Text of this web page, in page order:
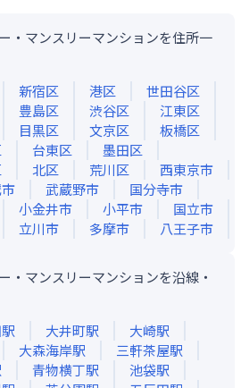
・マンスリーマンションを住所一
新宿区 港区
世田谷区
豊島区 渋谷区
江東区
目黒区 文京区
板橋区
台東区
墨田区
北区 荒川区
西東京市
武蔵野市
国分寺市
小金井市 小平市
国立市
立川市 多摩市 八王子市
・マンスリーマンションを沿線・
駅 大井町駅 大崎駅
大森海岸駅 三軒茶屋駅
青物横丁駅 池袋駅